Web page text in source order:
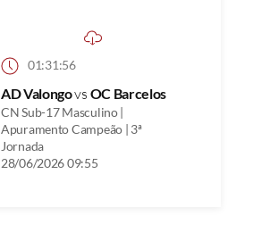
01:31:56
AD Valongovs OC Barcelos
CN Sub-17 Masculino |
Apuramento Campeão | 3ª
Jornada
28/06/2026 09:55